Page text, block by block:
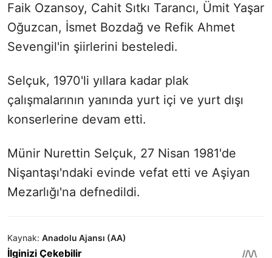
Faik Ozansoy, Cahit Sıtkı Tarancı, Ümit Yaşar
Oğuzcan, İsmet Bozdağ ve Refik Ahmet
Sevengil'in şiirlerini besteledi.
Selçuk, 1970'li yıllara kadar plak
çalışmalarının yanında yurt içi ve yurt dışı
konserlerine devam etti.
Münir Nurettin Selçuk, 27 Nisan 1981'de
Nişantaşı'ndaki evinde vefat etti ve Aşiyan
Mezarlığı'na defnedildi.
Kaynak: Anadolu Ajansı (AA)